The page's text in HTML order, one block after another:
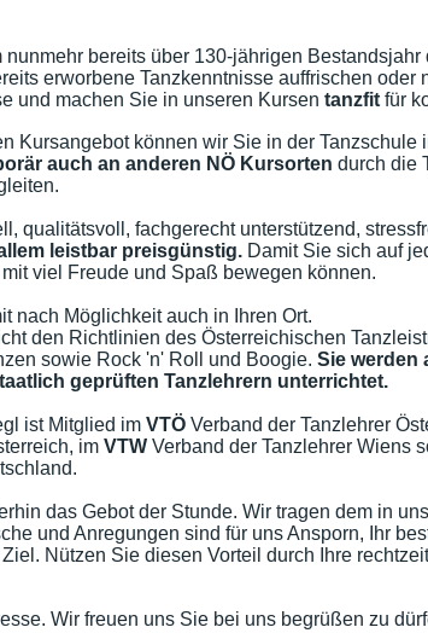
bereits über 130-jährigen Bestandsjahr
erworbene Tanzkenntnisse auffrischen oder
und machen Sie in unseren Kursen tanzfit für
Kursangebot können wir Sie in der Tanzschule
auch an anderen NÖ Kursorten durch die
qualitätsvoll, fachgerecht unterstützend,
leistbar preisgünstig. Damit Sie sich auf
viel Freude und Spaß bewegen können.
nach Möglichkeit auch in Ihren Ort.
den Richtlinien des Österreichischen
sowie Rock 'n' Roll und Boogie. Sie werden
geprüften Tanzlehrern unterrichtet.
ist Mitglied im VTÖ Verband der Tanzlehrer
im VTW Verband der Tanzlehrer Wiens
das Gebot der Stunde. Wir tragen dem in
und Anregungen sind für uns Ansporn, Ihr
Nützen Sie diesen Vorteil durch Ihre
Wir freuen uns Sie bei uns begrüßen zu